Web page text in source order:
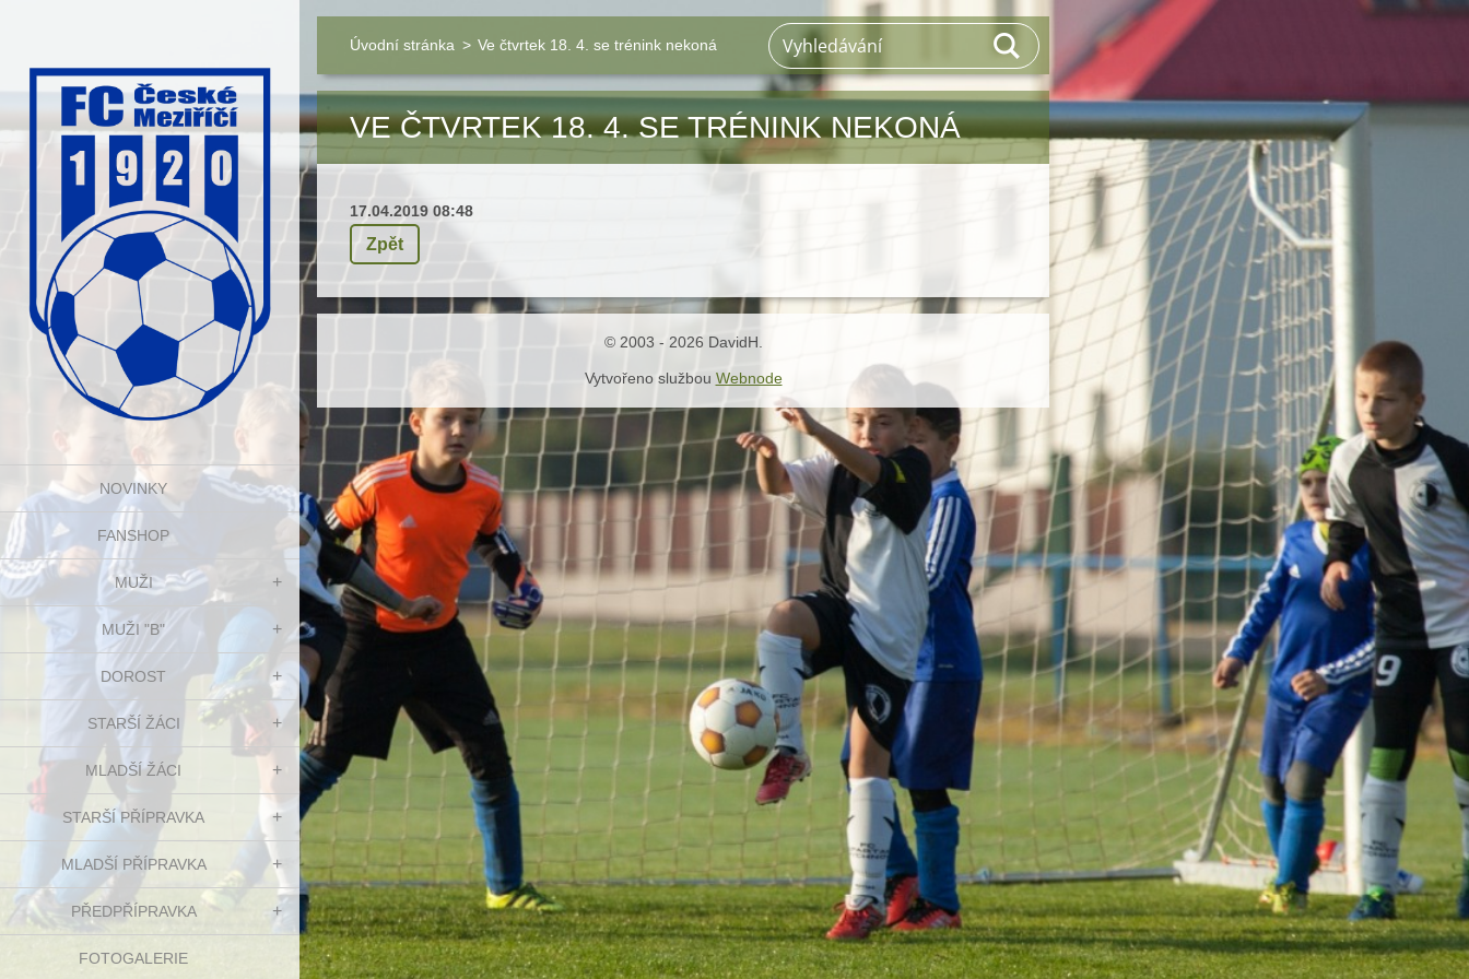
NOVINKY
FANSHOP
MUŽI
MUŽI "B"
DOROST
STARŠÍ ŽÁCI
MLADŠÍ ŽÁCI
STARŠÍ PŘÍPRAVKA
MLADŠÍ PŘÍPRAVKA
PŘEDPŘÍPRAVKA
FOTOGALERIE
Úvodní stránka > Ve čtvrtek 18. 4. se trénink nekoná
VE ČTVRTEK 18. 4. SE TRÉNINK NEKONÁ
17.04.2019 08:48
Zpět
© 2003 - 2026 DavidH.
Vytvořeno službou Webnode